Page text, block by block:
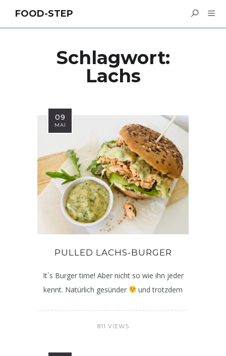
FOOD-STEP
Schlagwort:
Lachs
09
MAI
PULLED LACHS-BURGER
It´s Burger time! Aber nicht so wie ihn jeder
kennt. Natürlich gesünder
und trotzdem
811 VIEWS